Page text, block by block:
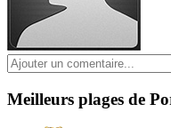
Meilleurs plages de